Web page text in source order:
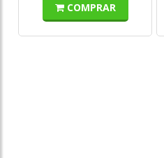
COMPRAR